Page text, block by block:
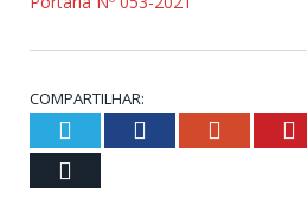
COMPARTILHAR:
Twitter Facebook Google+